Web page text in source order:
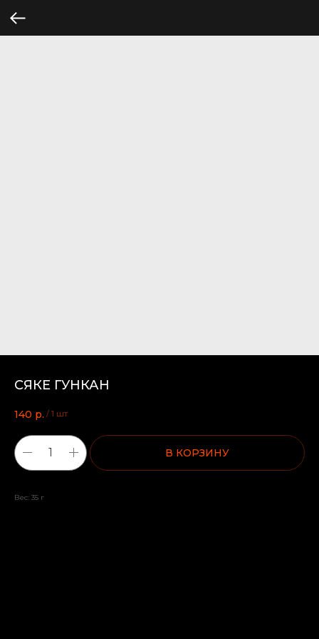
СЯКЕ ГУНКАН
140 р. / 1 шт
В КОРЗИНУ
Вес: 35 г